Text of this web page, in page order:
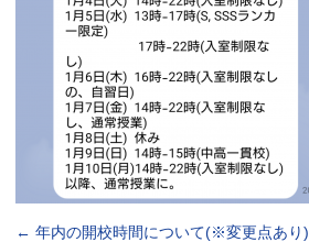
← 年内の開校時間について(※変更点あり)